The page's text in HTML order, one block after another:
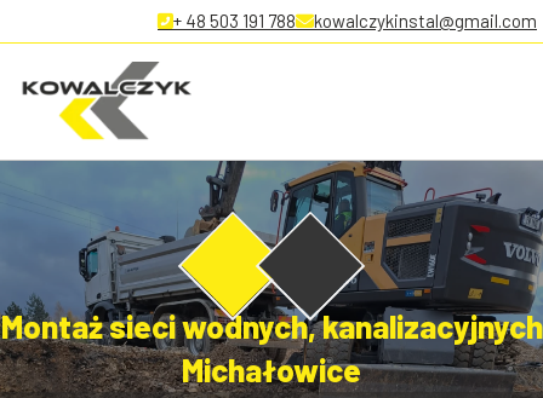
+ 48 503 191 788 kowalczykinstal@gmail.com
Montaż sieci wodnych, kanalizacyjnych
Michałowice